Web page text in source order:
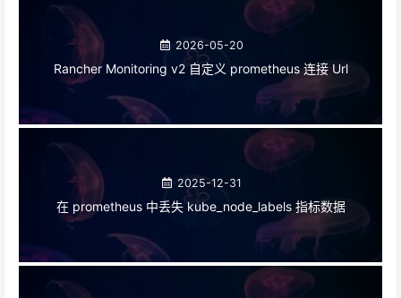
2026-05-20
Rancher Monitoring v2 自定义 prometheus 连接 Url
2025-12-31
在 prometheus 中丢失 kube_node_labels 指标数据